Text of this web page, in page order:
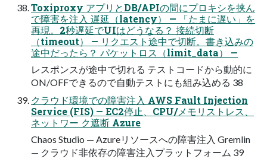
Toxiproxy アプリとDB/APIの間にプロキシを挟ん
で障害を注入 遅延（latency） — 「たまに遅い」を
再現。2秒遅延でUIはどうなる？ 接続切断
（timeout） — リクエスト途中で切断。書き込みの
途中だったら？ パケットロス（limit_data） —
レスポンスが途中で切れる テストコードから動的に
ON/OFFできるので自動テストにも組み込める 38
クラウド環境での障害注入 AWS Fault Injection
Service (FIS) — EC2停止、CPU/メモリストレス、
ネットワー ク遮断 Azure
Chaos Studio — Azureリソースへの障害注入 Gremlin
— クラウド非依存の障害注入プラットフォーム 39